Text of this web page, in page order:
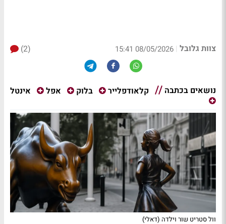
צוות גלובל |
08/05/2026 15:41
(2)
נושאים בכתבה קלאודפלייר בלוק אפל אינטל
וול סטריט שור וילדה (דאלי)